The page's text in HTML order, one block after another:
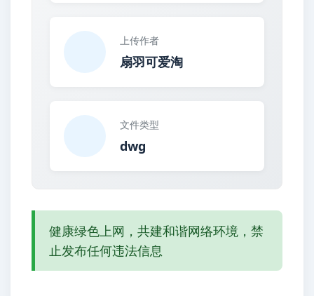
上传作者
扇羽可爱淘
文件类型
dwg
健康绿色上网，共建和谐网络环境，禁
止发布任何违法信息